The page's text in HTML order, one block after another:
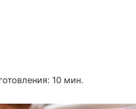
10 мин.